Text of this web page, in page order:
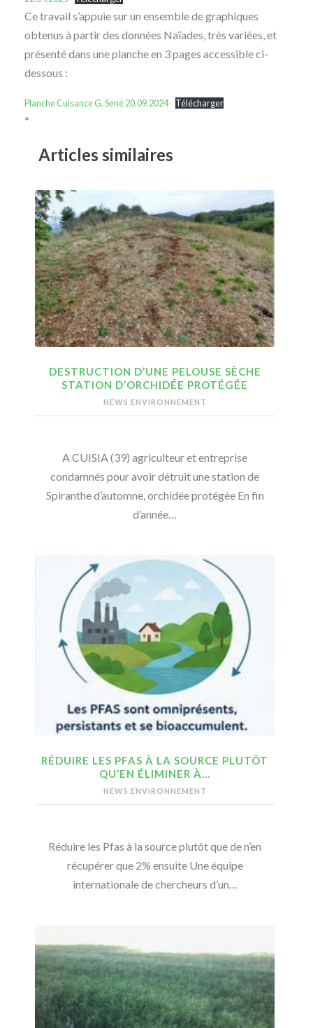
Ce travail s’appuie sur un ensemble de graphiques
obtenus à partir des données Naïades, très variées, et
présenté dans une planche en 3 pages accessible ci-
dessous :
Planche Cuisance G. Sené 20.09.2024 Télécharger
*
Articles similaires
DESTRUCTION D’UNE PELOUSE SÈCHE
STATION D’ORCHIDÉE PROTÉGÉE
NEWS ENVIRONNEMENT
A CUISIA (39) agriculteur et entreprise
condamnés pour avoir détruit une station de
Spiranthe d’automne, orchidée protégée En fin
d’année…
RÉDUIRE LES PFAS À LA SOURCE PLUTÔT
QU’EN ÉLIMINER À…
NEWS ENVIRONNEMENT
Réduire les Pfas à la source plutôt que de n’en
récupérer que 2% ensuite Une équipe
internationale de chercheurs d’un…